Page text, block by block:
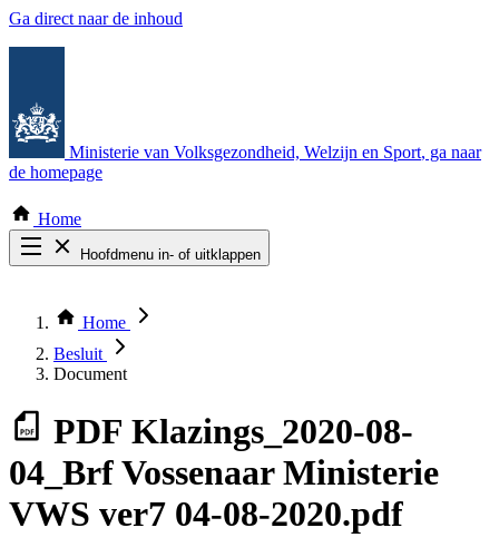
Ga direct naar de inhoud
Ministerie van Volksgezondheid, Welzijn en Sport, ga naar
de homepage
Home
Hoofdmenu in- of uitklappen
Thema COVID-19
Bekijk per bestuursorgaan
Home
Besluit
Document
PDF Klazings_2020-08-
04_Brf Vossenaar Ministerie
VWS ver7 04-08-2020.pdf